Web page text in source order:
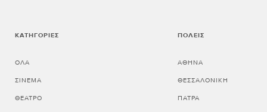
ΚΑΤΗΓΟΡΊΕΣ
ΌΛΑ
ΣΙΝΕΜΆ
ΘΈΑΤΡΟ
ΠΌΛΕΙΣ
ΑΘΗΝΑ
ΘΕΣΣΑΛΟΝΙΚΗ
ΠΑΤΡΑ